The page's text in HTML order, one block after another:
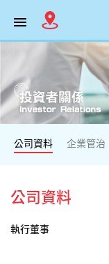
公司資料 企業管治
公司資料
執行董事